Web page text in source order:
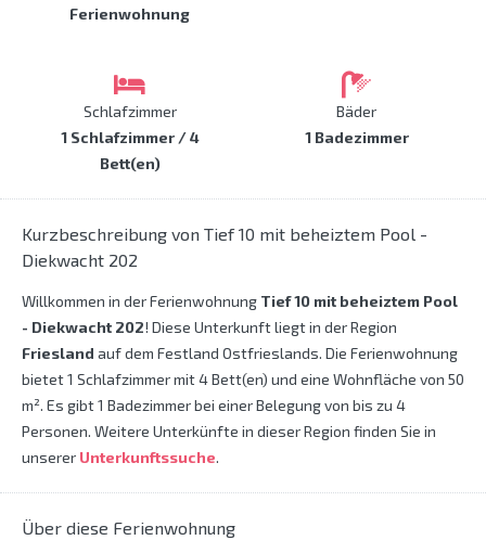
Ferienwohnung
Schlafzimmer
1 Schlafzimmer / 4
Bett(en)
Bäder
1 Badezimmer
Kurzbeschreibung von Tief 10 mit beheiztem Pool -
Diekwacht 202
Willkommen in der Ferienwohnung Tief 10 mit beheiztem Pool
- Diekwacht 202! Diese Unterkunft liegt in der Region
Friesland auf dem Festland Ostfrieslands. Die Ferienwohnung
bietet 1 Schlafzimmer mit 4 Bett(en) und eine Wohnfläche von 50
m². Es gibt 1 Badezimmer bei einer Belegung von bis zu 4
Personen. Weitere Unterkünfte in dieser Region finden Sie in
unserer Unterkunftssuche.
Über diese Ferienwohnung